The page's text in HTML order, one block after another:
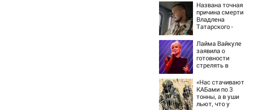
Названа точная
причина смерти
Владлена
Татарского -
Вести.ru
Лайма Вайкуле
заявила о
готовности
стрелять в
РФ на Латвию
«Нас стачивают
КАБами по 3
тонны, а в уши
льют, что у